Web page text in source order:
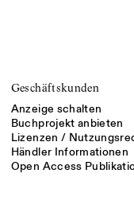
Geschäftskunden
Anzeige schalten
Buchprojekt anbieten
Lizenzen /
Händler Informationen
Open Access